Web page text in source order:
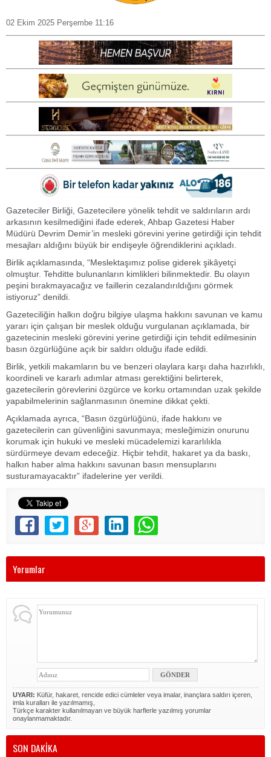
02 Ekim 2025 Perşembe 11:16
Gazeteciler Birliği, Gazetecilere yönelik tehdit ve saldırıların ardı
arkasının kesilmediğini ifade ederek, Ahbap Gazetesi Haber
Müdürü Devrim Demir’in mesleki görevini yerine getirdiği için tehdit
mesajları aldığını büyük bir endişeyle öğrendiklerini açıkladı.
Birlik açıklamasında, “Meslektaşımız polise giderek şikâyetçi
olmuştur. Tehditte bulunanların kimlikleri bilinmektedir. Bu olayın
peşini bırakmayacağız ve faillerin cezalandırıldığını görmek
istiyoruz” denildi.
Gazeteciliğin halkın doğru bilgiye ulaşma hakkını savunan ve kamu
yararı için çalışan bir meslek olduğu vurgulanan açıklamada, bir
gazetecinin mesleki görevini yerine getirdiği için tehdit edilmesinin
basın özgürlüğüne açık bir saldırı olduğu ifade edildi.
Birlik, yetkili makamların bu ve benzeri olaylara karşı daha hazırlıklı,
koordineli ve kararlı adımlar atması gerektiğini belirterek,
gazetecilerin görevlerini özgürce ve korku ortamından uzak şekilde
yapabilmelerinin sağlanmasının önemine dikkat çekti.
Açıklamada ayrıca, “Basın özgürlüğünü, ifade hakkını ve
gazetecilerin can güvenliğini savunmaya; mesleğimizin onurunu
korumak için hukuki ve mesleki mücadelemizi kararlılıkla
sürdürmeye devam edeceğiz. Hiçbir tehdit, hakaret ya da baskı,
halkın haber alma hakkını savunan basın mensuplarını
susturamayacaktır” ifadelerine yer verildi.
Yorumlar
UYARI: Küfür, hakaret, rencide edici cümleler veya imalar, inançlara saldırı içeren,
imla kuralları ile yazılmamış,
Türkçe karakter kullanılmayan ve büyük harflerle yazılmış yorumlar
onaylanmamaktadır.
SON DAKİKA